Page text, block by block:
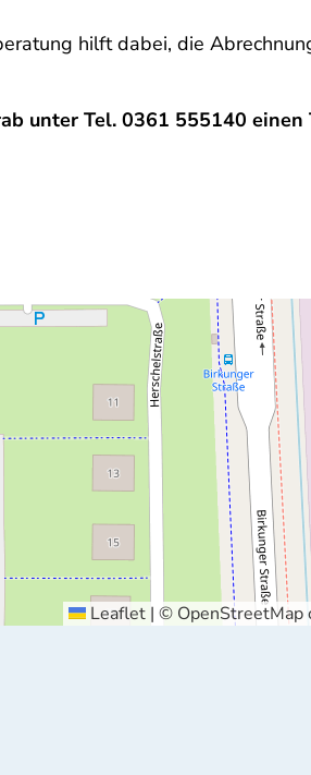
hilft dabei, die
unter Tel. 0361 555140 einen
Leaflet | © OpenStreetMap